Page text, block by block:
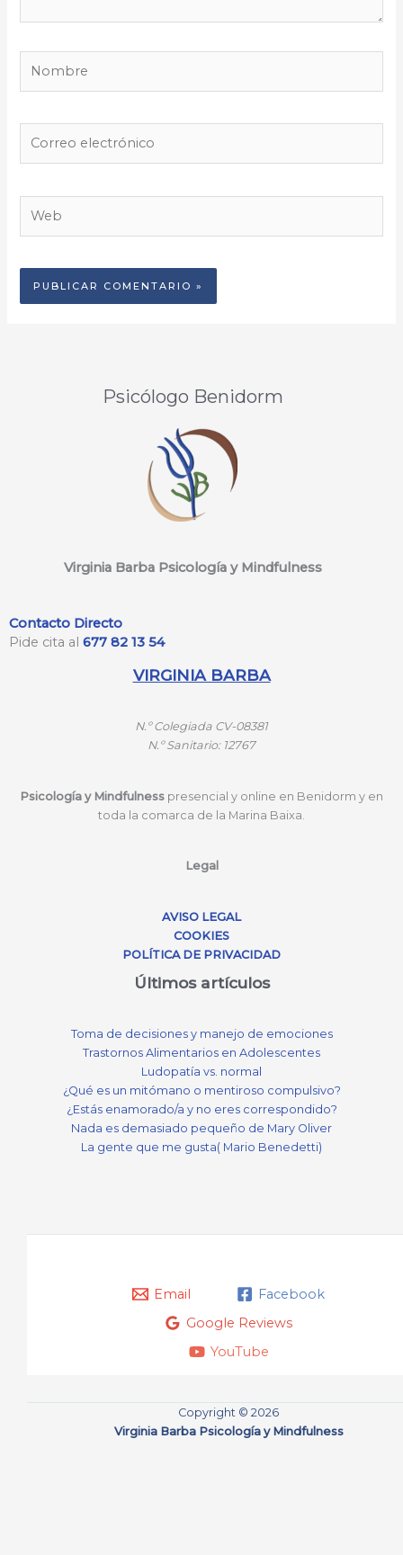
electrónico
Psicólogo Benidorm
Virginia Barba Psicología y Mindfulness
Contacto Directo
Pide cita al 677 82 13 54
VIRGINIA BARBA
N.º Colegiada CV-08381
N.ºSanitario: 12767
Psicología y Mindfulness presencial y online en Benidorm y en
toda la comarca de la Marina Baixa.
Legal
AVISO LEGAL
COOKIES
POLÍTICA DE PRIVACIDAD
Últimos artículos
Toma de decisiones y manejo de emociones
Trastornos Alimentarios en Adolescentes
Ludopatía vs. normal
¿Qué es un mitómano o mentiroso compulsivo?
¿Estás enamorado/a y no eres correspondido?
Nada es demasiado pequeño de Mary Oliver
La gente que me gusta( Mario Benedetti)
Email
Facebook
Google Reviews
YouTube
Copyright © 2026
Virginia Barba Psicología y Mindfulness